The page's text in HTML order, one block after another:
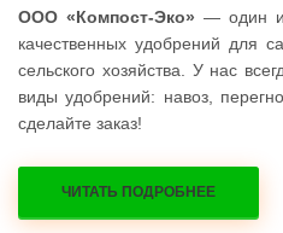
ООО «Компост-Эко» — один
качественных удобрений для
сельского хозяйства. У нас
виды удобрений: навоз,
сделайте заказ!
ЧИТАТЬ ПОДРОБНЕЕ